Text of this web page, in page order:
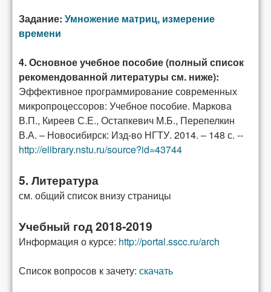
Задание: Умножение матриц, измерение
времени
4. Основное учебное пособие (полный список
рекомендованной литературы см. ниже):
Эффективное программирование современных
микропроцессоров: Учебное пособие. Маркова
В.П., Киреев С.Е., Остапкевич М.Б., Перепелкин
В.А. – Новосибирск: Изд-во НГТУ. 2014. – 148 с. --
http://elibrary.nstu.ru/source?id=43744
5. Литература
см. общий список внизу страницы
Учебный год 2018-2019
Информация о курсе: http://portal.sscc.ru/arch
Список вопросов к зачету: скачать